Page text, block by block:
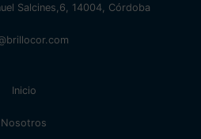
Salcines,6, 14004, Córdoba
Inicio
Nosotros